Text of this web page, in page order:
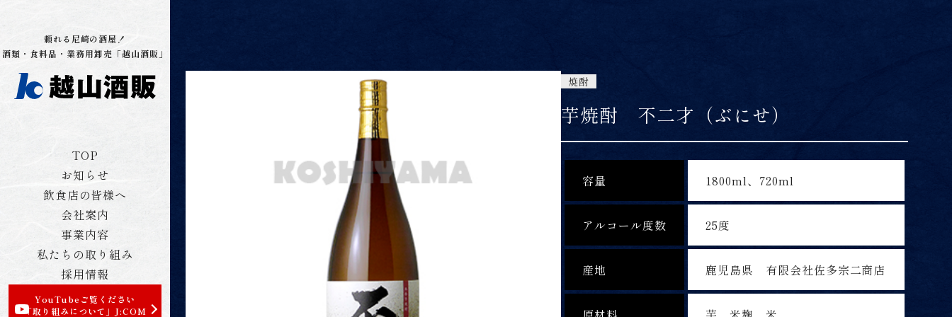
頼れる尼崎の酒屋！
酒類・食料品・業務用卸売「越山酒販」
TOP
お知らせ
飲食店の皆様へ
会社案内
事業内容
私たちの取り組み
採用情報
YouTubeご覧ください
「取り組みについて」 J:COM
焼酎
芋焼酎 不二才（ぶにせ）
容量 1800ml、720ml
アルコール度数 25度
産地 鹿児島県 有限会社佐多宗二商店